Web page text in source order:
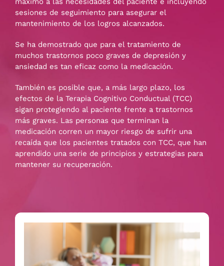
sesiones de seguimiento para asegurar el
mantenimiento de los logros alcanzados.
Se ha demostrado que para el tratamiento de
muchos trastornos poco graves de depresión y
ansiedad es tan eficaz como la medicación.
También es posible que, a más largo plazo, los
efectos de la Terapia Cognitivo Conductual (TCC)
sigan protegiendo al paciente frente a trastornos
más graves. Las personas que terminan la
medicación corren un mayor riesgo de sufrir una
recaída que los pacientes tratados con TCC, que han
aprendido una serie de principios y estrategias para
mantener su recuperación.